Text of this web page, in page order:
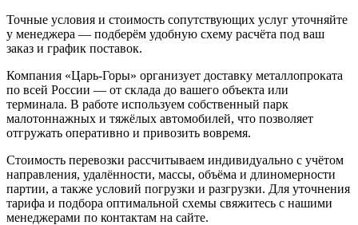
Точные условия и стоимость сопутствующих услуг уточняйте
у менеджера — подберём удобную схему расчёта под ваш
заказ и график поставок.
Компания «Царь-Горы» организует доставку металлопроката
по всей России — от склада до вашего объекта или
терминала. В работе используем собственный парк
малотоннажных и тяжёлых автомобилей, что позволяет
отгружать оперативно и привозить вовремя.
Стоимость перевозки рассчитываем индивидуально с учётом
направления, удалённости, массы, объёма и длиномерности
партии, а также условий погрузки и разгрузки. Для уточнения
тарифа и подбора оптимальной схемы свяжитесь с нашими
менеджерами по контактам на сайте.